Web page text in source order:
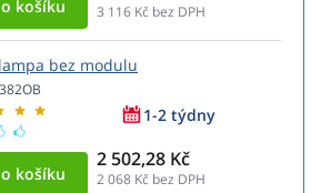
3 116 Kč bez DPH
bez modulu
1-2 týdny
2 502,28 Kč
2 068 Kč bez DPH